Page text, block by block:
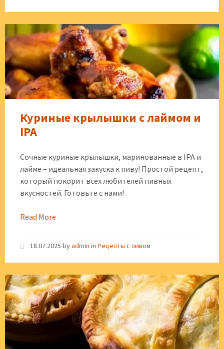
Куриные крылышки с лаймом и
IPA
Сочные куриные крылышки, маринованные в IPA и
лайме – идеальная закуска к пиву! Простой рецепт,
который покорит всех любителей пивных
вкусностей. Готовьте с нами!
Read More
18.07.2025 byadmin in Рецепты с пивом